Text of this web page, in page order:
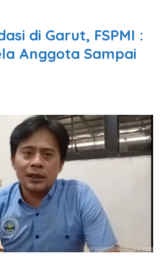
di Garut, FSPMI :
Anggota Sampai